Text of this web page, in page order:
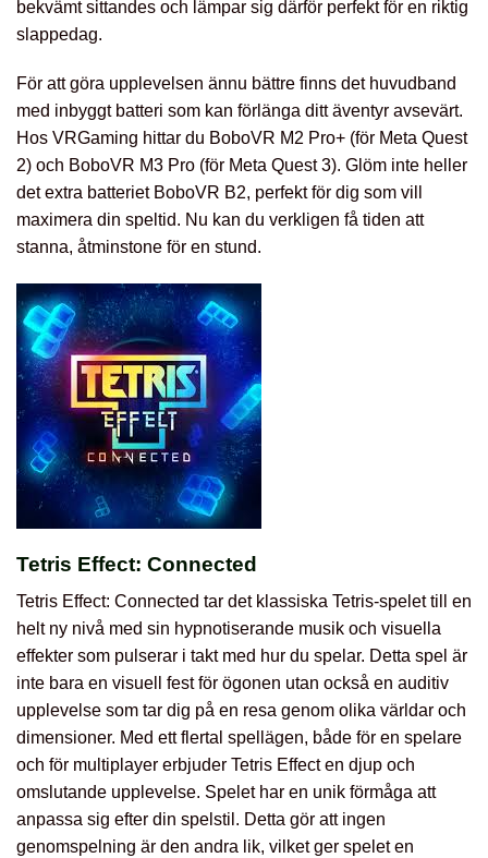
bekvämt sittandes och lämpar sig därför perfekt för en riktig
slappedag.
För att göra upplevelsen ännu bättre finns det huvudband
med inbyggt batteri som kan förlänga ditt äventyr avsevärt.
Hos VRGaming hittar du BoboVR M2 Pro+ (för Meta Quest
2) och BoboVR M3 Pro (för Meta Quest 3). Glöm inte heller
det extra batteriet BoboVR B2, perfekt för dig som vill
maximera din speltid. Nu kan du verkligen få tiden att
stanna, åtminstone för en stund.
Tetris Effect: Connected
Tetris Effect: Connected tar det klassiska Tetris-spelet till en
helt ny nivå med sin hypnotiserande musik och visuella
effekter som pulserar i takt med hur du spelar. Detta spel är
inte bara en visuell fest för ögonen utan också en auditiv
upplevelse som tar dig på en resa genom olika världar och
dimensioner. Med ett flertal spellägen, både för en spelare
och för multiplayer erbjuder Tetris Effect en djup och
omslutande upplevelse. Spelet har en unik förmåga att
anpassa sig efter din spelstil. Detta gör att ingen
genomspelning är den andra lik, vilket ger spelet en